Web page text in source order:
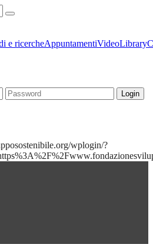
e ricercheAppuntamentiVideoLibrary
wplogin/?